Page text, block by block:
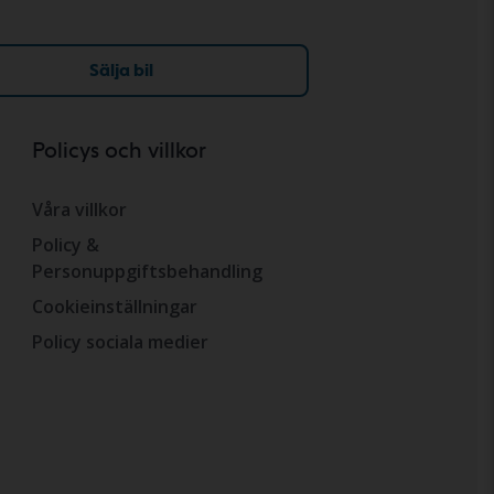
Sälja bil
Policys och villkor
Våra villkor
Policy &
Personuppgiftsbehandling
Cookieinställningar
Policy sociala medier